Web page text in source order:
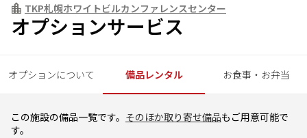
TKP札幌ホワイトビルカンファレンスセンター
オプションサービス
オプションについて 備品レンタル お食事・お弁当
この施設の備品一覧です。 そのほか取り寄せ備品もご用意可能で
す。